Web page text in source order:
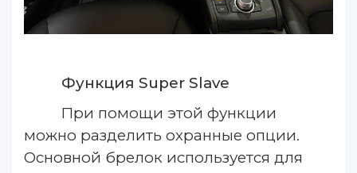
Функция Super Slave
При помощи этой функции
можно разделить охранные опции.
Основной брелок используется для